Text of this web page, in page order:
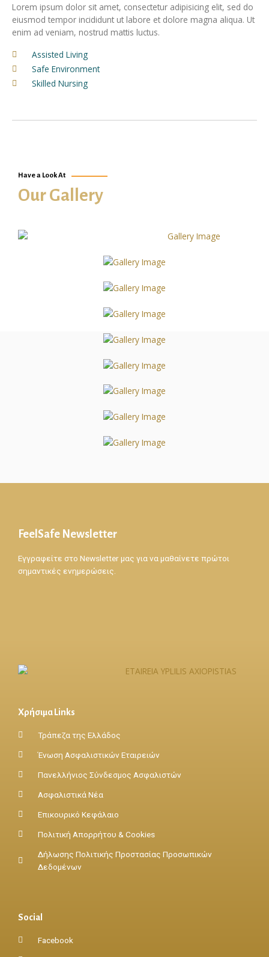
Lorem ipsum dolor sit amet, consectetur adipisicing elit, sed do
eiusmod tempor incididunt ut labore et dolore magna aliqua. Ut
enim ad veniam, nostrud mattis luctus.
Assisted Living
Safe Environment
Skilled Nursing
Have a Look At
Our Gallery
FeelSafe Newsletter
Εγγραφείτε στο Newsletter μας για να μαθαίνετε πρώτοι
σημαντικές ενημερώσεις.
Χρήσιμα Links
Τράπεζα της Ελλάδος
Ένωση Ασφαλιστικών Εταιρειών
Πανελλήνιος Σύνδεσμος Ασφαλιστών
Ασφαλιστικά Νέα
Επικουρικό Κεφάλαιο
Πολιτική Απορρήτου & Cookies
Δήλωσης Πολιτικής Προστασίας Προσωπικών
Δεδομένων
Social
Facebook